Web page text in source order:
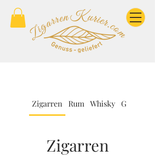
Zigarren Rum Whisky
Zigarren